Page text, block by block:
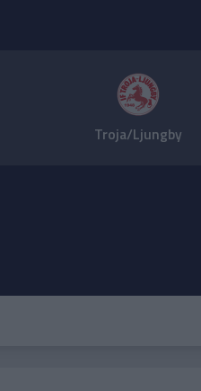
Troja/Ljungby